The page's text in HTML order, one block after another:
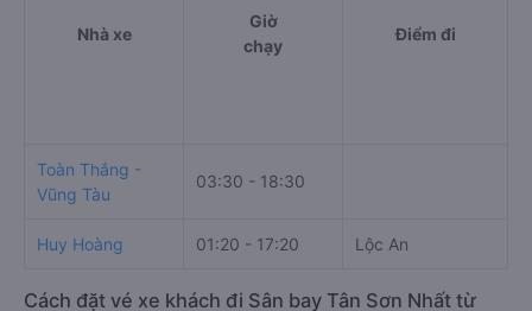
Nhà xe
Giờ
chạy
Điểm đi
Toàn Thắng -
Vũng Tàu
03:30 - 18:30
Huy Hoàng 01:20 - 17:20 Lộc An
Cách đặt vé xe khách đi Sân bay Tân Sơn Nhất từ